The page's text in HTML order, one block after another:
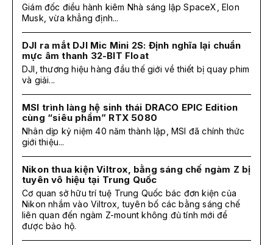
Giám đốc điều hành kiêm Nhà sáng lập SpaceX, Elon
Musk, vừa khẳng định...
DJI ra mắt DJI Mic Mini 2S: Định nghĩa lại chuẩn
mực âm thanh 32-BIT Float
DJI, thương hiệu hàng đầu thế giới về thiết bị quay phim
và giải...
MSI trình làng hệ sinh thái DRACO EPIC Edition
cùng “siêu phẩm” RTX 5080
Nhân dịp kỷ niệm 40 năm thành lập, MSI đã chính thức
giới thiệu...
Nikon thua kiện Viltrox, bằng sáng chế ngàm Z bị
tuyên vô hiệu tại Trung Quốc
Cơ quan sở hữu trí tuệ Trung Quốc bác đơn kiện của
Nikon nhắm vào Viltrox, tuyên bố các bằng sáng chế
liên quan đến ngàm Z-mount không đủ tính mới để
được bảo hộ.